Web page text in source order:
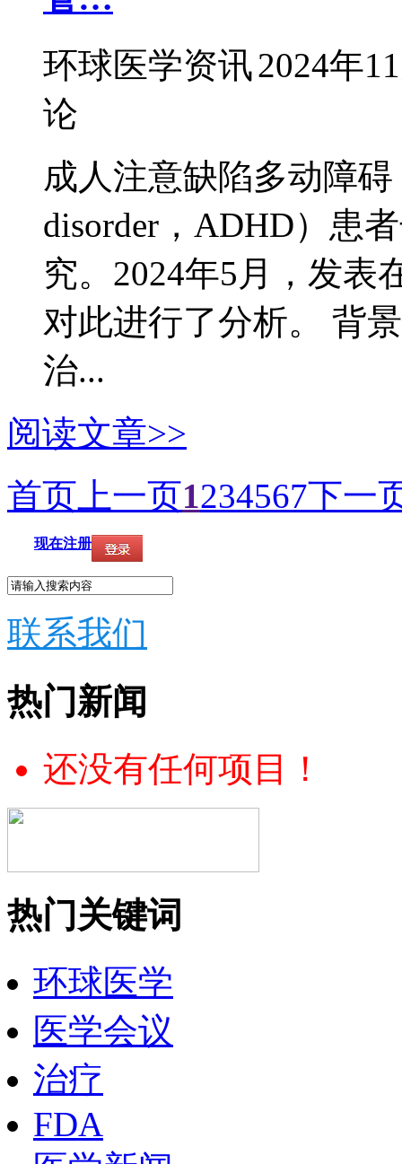
环球医学资讯2024年
论
成人注意缺陷多动障碍
disorder，ADHD）患
究。2024年5月，发表
对此进行了分析。 背
治...
阅读文章>>
首页 上一页1234567下一
现在注册
联系我们
热门新闻
还没有任何项目！
热门关键词
环球医学
医学会议
治疗
FDA